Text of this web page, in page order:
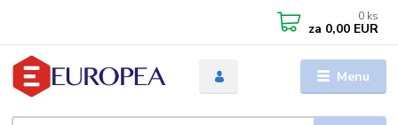
Menu
0 ks
za 0,00 EUR